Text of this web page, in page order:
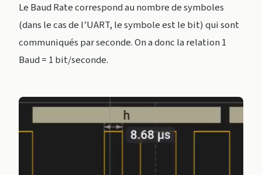
Le Baud Rate correspond au nombre de symboles
(dans le cas de l’UART, le symbole est le bit) qui sont
communiqués par seconde. On a donc la relation 1
Baud = 1 bit/seconde.